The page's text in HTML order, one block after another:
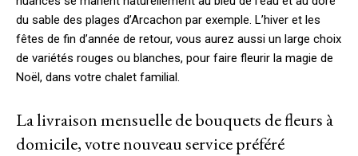
du sable des plages d’Arcachon par exemple. L’hiver et les
fêtes de fin d’année de retour, vous aurez aussi un large choix
de variétés rouges ou blanches, pour faire fleurir la magie de
Noël, dans votre chalet familial.
La livraison mensuelle de bouquets de fleurs à
domicile, votre nouveau service préféré